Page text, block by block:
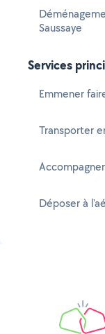
Saussaye
Services
Emmener
Transporter
Déposer à